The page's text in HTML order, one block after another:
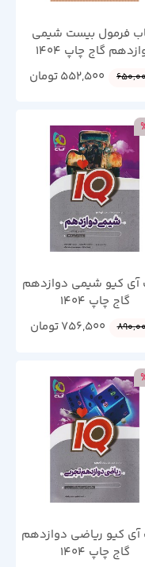
فرمول بیست شیمی
گاج چاپ 1404
552,500تومان
آی کیو شیمی دوازدهم
گاج چاپ 1404
756,500تومان
آی کیو ریاضی دوازدهم
گاج چاپ 1404